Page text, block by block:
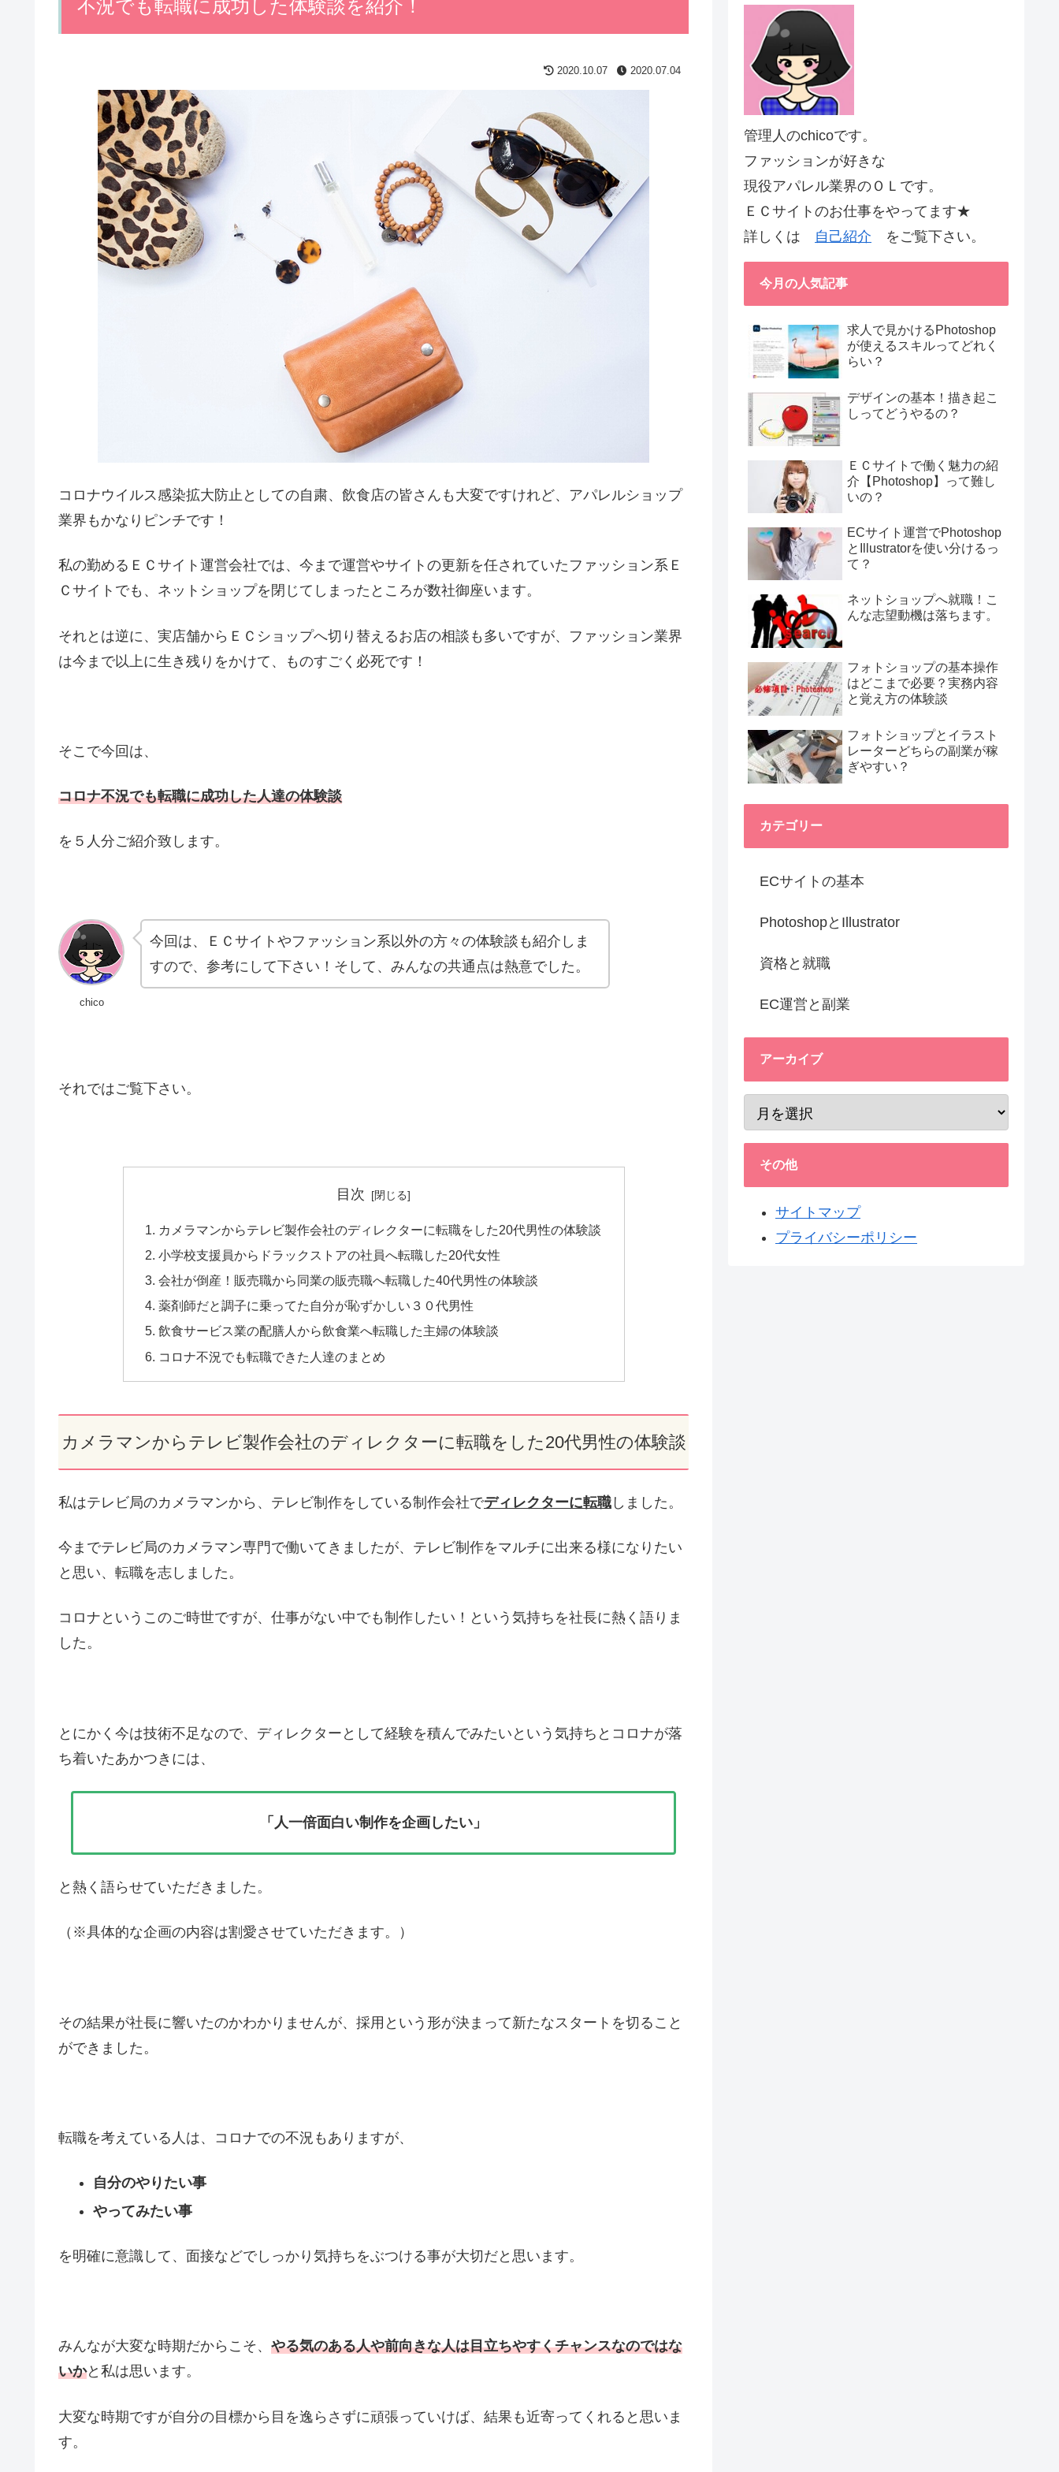
不況でも転職に成功した体験談を紹介！
2020.10.07 2020.07.04
コロナウイルス感染拡大防止としての自粛、飲食店の皆さんも大変ですけれど、アパレルショップ
業界もかなりピンチです！
私の勤めるＥＣサイト運営会社では、今まで運営やサイトの更新を任されていたファッション系Ｅ
Ｃサイトでも、ネットショップを閉じてしまったところが数社御座います。
それとは逆に、実店舗からＥＣショップへ切り替えるお店の相談も多いですが、ファッション業界
は今まで以上に生き残りをかけて、ものすごく必死です！
そこで今回は、
コロナ不況でも転職に成功した人達の体験談
を５人分ご紹介致します。
chico
今回は、ＥＣサイトやファッション系以外の方々の体験談も紹介しま
すので、参考にして下さい！そして、みんなの共通点は熱意でした。
それではご覧下さい。
目次
カメラマンからテレビ製作会社のディレクターに転職をした20代男性の体験談
小学校支援員からドラックストアの社員へ転職した20代女性
会社が倒産！販売職から同業の販売職へ転職した40代男性の体験談
薬剤師だと調子に乗ってた自分が恥ずかしい３０代男性
飲食サービス業の配膳人から飲食業へ転職した主婦の体験談
コロナ不況でも転職できた人達のまとめ
カメラマンからテレビ製作会社のディレクターに転職をした20代男性の体験談
私はテレビ局のカメラマンから、テレビ制作をしている制作会社でディレクターに転職 しました。
今までテレビ局のカメラマン専門で働いてきましたが、テレビ制作をマルチに出来る様になりたい
と思い、転職を志しました。
コロナというこのご時世ですが、仕事がない中でも制作したい！という気持ちを社長に熱く語りま
した。
とにかく今は技術不足なので、ディレクターとして経験を積んでみたいという気持ちとコロナが落
ち着いたあかつきには、
「人一倍面白い制作を企画したい」
と熱く語らせていただきました。
（※具体的な企画の内容は割愛させていただきます。）
その結果が社長に響いたのかわかりませんが、採用という形が決まって新たなスタートを切ること
ができました。
転職を考えている人は、コロナでの不況もありますが、
自分のやりたい事
やってみたい事
を明確に意識して、面接などでしっかり気持ちをぶつける事が大切だと思います。
みんなが大変な時期だからこそ、 やる気のある人や前向きな人は目立ちやすくチャンスなのではな
いかと私は思います。
大変な時期ですが自分の目標から目を逸らさずに頑張っていけば、結果も近寄ってくれると思いま
す。
管理人のchicoです。
ファッションが好きな
現役アパレル業界のＯＬです。
ＥＣサイトのお仕事をやってます★
詳しくは 自己紹介 をご覧下さい。
今月の人気記事
求人で見かけるPhotoshop
が使えるスキルってどれく
らい？
デザインの基本！描き起こ
しってどうやるの？
ＥＣサイトで働く魅力の紹
介【Photoshop】って難し
いの？
ECサイト運営でPhotoshop
とIllustratorを使い分けるっ
て？
ネットショップへ就職！こ
んな志望動機は落ちます。
フォトショップの基本操作
はどこまで必要？実務内容
と覚え方の体験談
フォトショップとイラスト
レーターどちらの副業が稼
ぎやすい？
カテゴリー
ECサイトの基本
PhotoshopとIllustrator
資格と就職
EC運営と副業
アーカイブ
その他
サイトマップ
プライバシーポリシー